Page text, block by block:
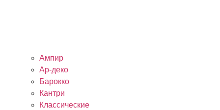
Ампир
Ар-деко
Барокко
Кантри
Классические